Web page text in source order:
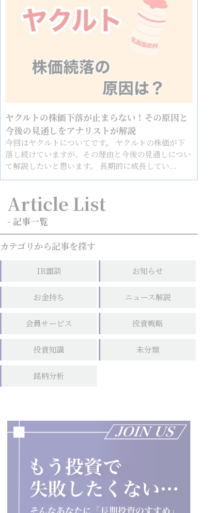
ヤクルトの株価下落が止まらない！その原因と
今後の見通しをアナリストが解説
今回はヤクルトについてです。 ヤクルトの株価が下
落し続けていますが、その理由と今後の見通しについ
て解説したいと思います。 長期的に成長してい...
Article List
- 記事一覧
カテゴリから記事を探す
IR面談 お知らせ
お金持ち ニュース解説
会員サービス 投資戦略
投資知識 未分類
銘柄分析